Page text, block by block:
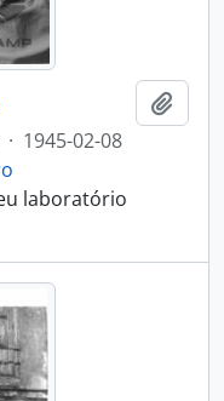
· 1945-02-08
laboratório